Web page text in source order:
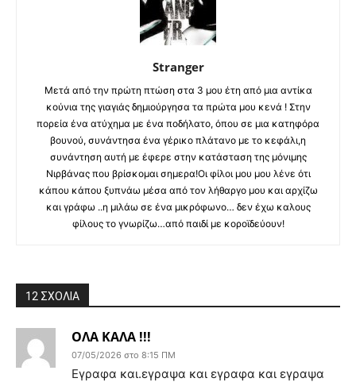
Stranger
Μετά από την πρώτη πτώση στα 3 μου έτη από μια αντίκα
κούνια της γιαγιάς δημιούργησα τα πρώτα μου κενά ! Στην
πορεία ένα ατύχημα με ένα ποδήλατο, όπου σε μια κατηφόρα
βουνού, συνάντησα ένα γέρικο πλάτανο με το κεφάλι,η
συνάντηση αυτή με έφερε στην κατάσταση της μόνιμης
Νιρβάνας που βρίσκομαι σημερα!Οι φίλοι μου μου λένε ότι
κάπου κάπου ξυπνάω μέσα από τον λήθαργο μου και αρχίζω
και γράφω ..η μιλάω σε ένα μικρόφωνο… δεν έχω καλους
φίλους το γνωρίζω…από παιδί με κοροϊδεύουν!
12 ΣΧΟΛΙΑ
ΟΛΑ ΚΑΛΑ !!!
07/05/2026 στο 8:15 ΠΜ
Εγραφα και.εγραψα και εγραφα και εγραψα